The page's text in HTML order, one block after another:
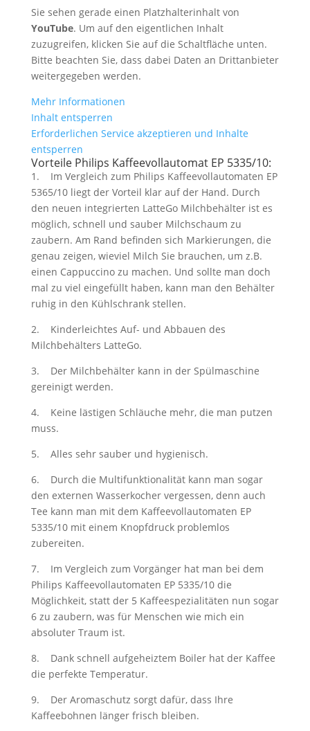
Sie sehen gerade einen Platzhalterinhalt von
YouTube. Um auf den eigentlichen Inhalt
zuzugreifen, klicken Sie auf die Schaltfläche unten.
Bitte beachten Sie, dass dabei Daten an Drittanbieter
weitergegeben werden.
Mehr Informationen
Inhalt entsperren
Erforderlichen Service akzeptieren und Inhalte
entsperren
Vorteile Philips Kaffeevollautomat EP 5335/10:
1. Im Vergleich zum Philips Kaffeevollautomaten EP
5365/10 liegt der Vorteil klar auf der Hand. Durch
den neuen integrierten LatteGo Milchbehälter ist es
möglich, schnell und sauber Milchschaum zu
zaubern. Am Rand befinden sich Markierungen, die
genau zeigen, wieviel Milch Sie brauchen, um z.B.
einen Cappuccino zu machen. Und sollte man doch
mal zu viel eingefüllt haben, kann man den Behälter
ruhig in den Kühlschrank stellen.
2. Kinderleichtes Auf- und Abbauen des
Milchbehälters LatteGo.
3. Der Milchbehälter kann in der Spülmaschine
gereinigt werden.
4. Keine lästigen Schläuche mehr, die man putzen
muss.
5. Alles sehr sauber und hygienisch.
6. Durch die Multifunktionalität kann man sogar
den externen Wasserkocher vergessen, denn auch
Tee kann man mit dem Kaffeevollautomaten EP
5335/10 mit einem Knopfdruck problemlos
zubereiten.
7. Im Vergleich zum Vorgänger hat man bei dem
Philips Kaffeevollautomaten EP 5335/10 die
Möglichkeit, statt der 5 Kaffeespezialitäten nun sogar
6 zu zaubern, was für Menschen wie mich ein
absoluter Traum ist.
8. Dank schnell aufgeheiztem Boiler hat der Kaffee
die perfekte Temperatur.
9. Der Aromaschutz sorgt dafür, dass Ihre
Kaffeebohnen länger frisch bleiben.